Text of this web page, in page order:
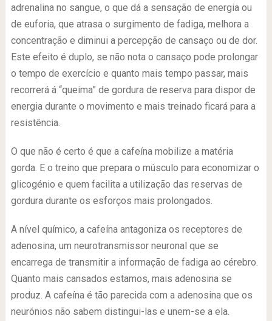
adrenalina no sangue, o que dá a sensação de energia ou
de euforia, que atrasa o surgimento de fadiga, melhora a
concentração e diminui a percepção de cansaço ou de dor.
Este efeito é duplo, se não nota o cansaço pode prolongar
o tempo de exercício e quanto mais tempo passar, mais
recorrerá á “queima” de gordura de reserva para dispor de
energia durante o movimento e mais treinado ficará para a
resistência.
O que não é certo é que a cafeína mobilize a matéria
gorda. E o treino que prepara o músculo para economizar o
glicogénio e quem facilita a utilização das reservas de
gordura durante os esforços mais prolongados.
A nível químico, a cafeína antagoniza os receptores de
adenosina, um neurotransmissor neuronal que se
encarrega de transmitir a informação de fadiga ao cérebro.
Quanto mais cansados estamos, mais adenosina se
produz. A cafeína é tão parecida com a adenosina que os
neurónios não sabem distingui-las e unem-se a ela.